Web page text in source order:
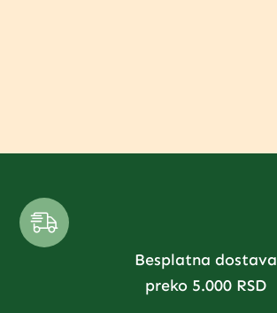
Besplatna dostava
preko 5.000 RSD